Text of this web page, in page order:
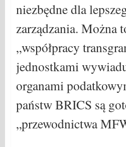
niezbędne dla
zarządzania. Można
„współpracy
jednostkami
organami
państw BRICS są
„przewodnictwa